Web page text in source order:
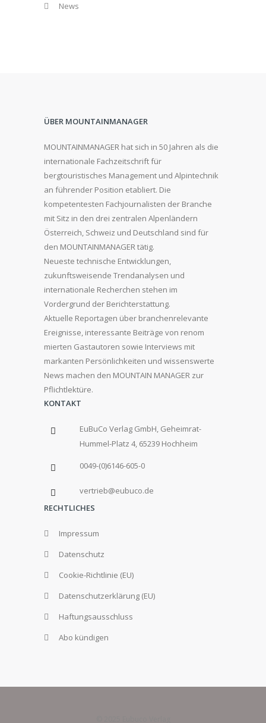
News
ÜBER MOUNTAINMANAGER
MOUNTAINMANAGER hat sich in 50 Jahren als die
internationale Fachzeitschrift für
bergtouristisches Management und Alpintechnik
an führender Position etabliert. Die
kompetentesten Fachjournalisten der Branche
mit Sitz in den drei zentralen Alpenländern
Österreich, Schweiz und Deutschland sind für
den MOUNTAINMANAGER tätig.
Neueste technische Entwicklungen,
zukunftsweisende Trendanalysen und
internationale Recherchen stehen im
Vordergrund der Berichterstattung.
Aktuelle Reportagen über branchenrelevante
Ereignisse, interessante Beiträge von renom
mierten Gastautoren sowie Interviews mit
markanten Persönlichkeiten und wissenswerte
News machen den MOUNTAIN MANAGER zur
Pflichtlektüre.
KONTAKT
EuBuCo Verlag GmbH, Geheimrat-
Hummel-Platz 4, 65239 Hochheim
0049-(0)6146-605-0
vertrieb@eubuco.de
RECHTLICHES
Impressum
Datenschutz
Cookie-Richtlinie (EU)
Datenschutzerklärung (EU)
Haftungsausschluss
Abo kündigen